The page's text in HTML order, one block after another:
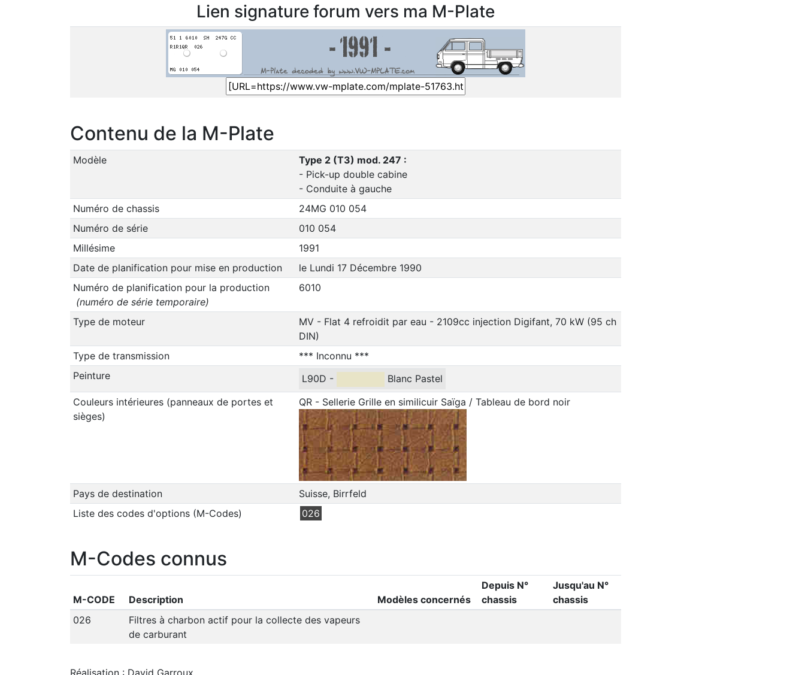
Lien signature forum vers ma M-Plate
Contenu de la M-Plate
Modèle
Type 2 (T3) mod. 247 :
- Pick-up double cabine
- Conduite à gauche
Numéro de chassis
24MG 010 054
Numéro de série
010 054
Millésime
1991
Date de planification pour mise en production
le Lundi 17 Décembre 1990
Numéro de planification pour la production
(numéro de série temporaire)
6010
Type de moteur
MV - Flat 4 refroidit par eau - 2109cc injection Digifant, 70 kW (95 ch
DIN)
Type de transmission
*** Inconnu ***
Peinture
L90D -
Blanc Pastel
Couleurs intérieures (panneaux de portes et
sièges)
QR - Sellerie Grille en similicuir Saïga / Tableau de bord noir
Pays de destination
Suisse, Birrfeld
Liste des codes d'options (M-Codes)
026
M-Codes connus
M-CODE Description Modèles concernés
Depuis N°
chassis
Jusqu'au N°
chassis
026
Filtres à charbon actif pour la collecte des vapeurs
de carburant
Réalisation : David Garroux